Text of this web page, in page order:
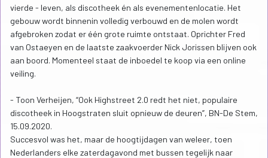
vierde - leven, als discotheek én als evenementenlocatie. Het
gebouw wordt binnenin volledig verbouwd en de molen wordt
afgebroken zodat er één grote ruimte ontstaat. Oprichter Fred
van Ostaeyen en de laatste zaakvoerder Nick Jorissen blijven ook
aan boord. Momenteel staat de inboedel te koop via een online
veiling.
- Toon Verheijen, “Ook Highstreet 2.0 redt het niet, populaire
discotheek in Hoogstraten sluit opnieuw de deuren”, BN-De Stem,
15.09.2020.
Succesvol was het, maar de hoogtijdagen van weleer, toen
Nederlanders elke zaterdagavond met bussen tegelijk naar